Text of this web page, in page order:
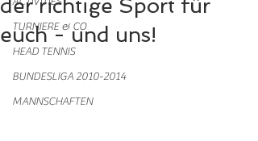
TURNIERE & CO
HEAD TENNIS
BUNDESLIGA 2010-2014
MANNSCHAFTEN
der richtige Sport für
euch - und uns!